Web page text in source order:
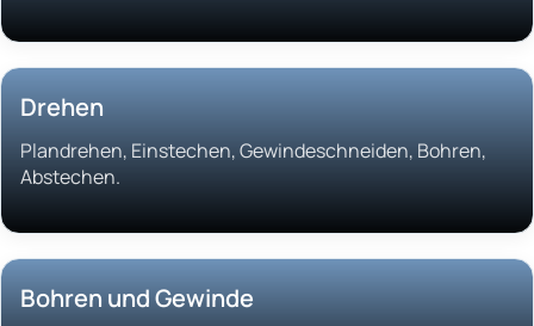
Drehen
Plandrehen, Einstechen, Gewindeschneiden, Bohren,
Abstechen.
Bohren und Gewinde